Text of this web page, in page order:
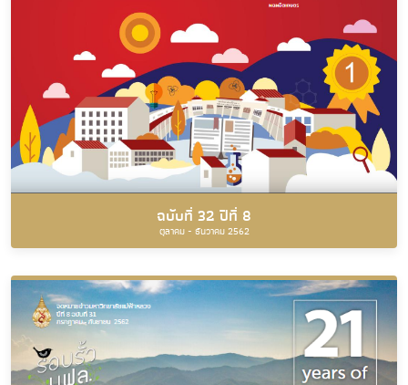
ฉบับที่ 32 ปีที่ 8
ตุลาคม - ธันวาคม 2562